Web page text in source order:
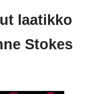
laatikko
Stokes